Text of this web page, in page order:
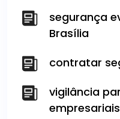
segurança
Brasília
contratar
vigilância
empresariais